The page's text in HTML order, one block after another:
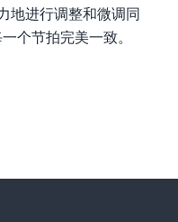
地进行调整和微调同
个节拍完美一致。